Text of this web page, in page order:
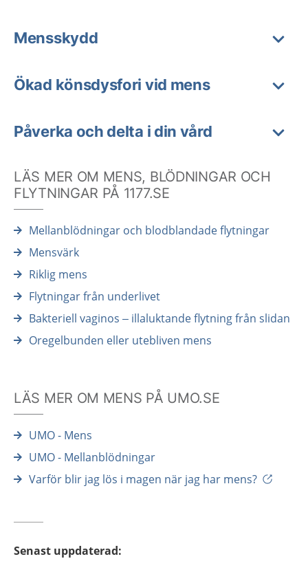
Mensskydd
Ökad könsdysfori vid mens
Påverka och delta i din vård
LÄS MER OM MENS, BLÖDNINGAR OCH
FLYTNINGAR PÅ 1177.SE
Mellanblödningar och blodblandade flytningar
Mensvärk
Riklig mens
Flytningar från underlivet
Bakteriell vaginos – illaluktande flytning från slidan
Oregelbunden eller utebliven mens
LÄS MER OM MENS PÅ UMO.SE
UMO - Mens
UMO - Mellanblödningar
Varför blir jag lös i magen när jag har mens?
Senast uppdaterad: